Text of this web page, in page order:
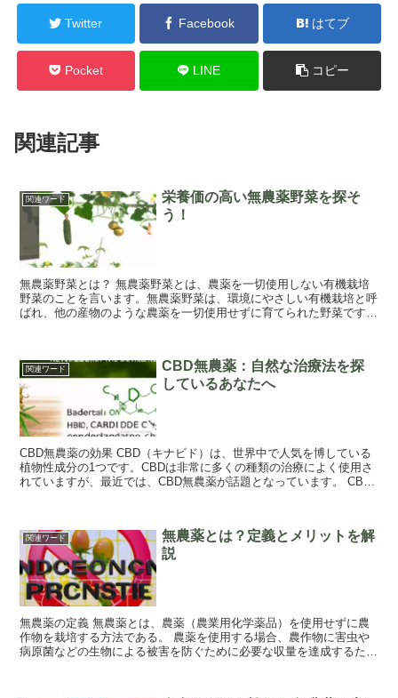
Twitter Facebook はてブ
Pocket LINE コピー
関連記事
関連ワード
栄養価の高い無農薬野菜を探そ
う！
無農薬野菜とは？ 無農薬野菜とは、農薬を一切使用しない有機栽培
野菜のことを言います。無農薬野菜は、環境にやさしい有機栽培と呼
ばれ、他の産物のような農薬を一切使用せずに育てられた野菜です。
関連ワード
CBD無農薬：自然な治療法を探
しているあなたへ
CBD無農薬の効果 CBD（キナビド）は、世界中で人気を博している
植物性成分の1つです。CBDは非常に多くの種類の治療によく使用さ
れていますが、最近では、CBD無農薬が話題となっています。 CBD
関連ワード
無農薬とは？定義とメリットを解
説
無農薬の定義 無農薬とは、農薬（農業用化学薬品）を使用せずに農
作物を栽培する方法である。 農薬を使用する場合、農作物に害虫や
病原菌などの生物による被害を防ぐために必要な収量を達成するため